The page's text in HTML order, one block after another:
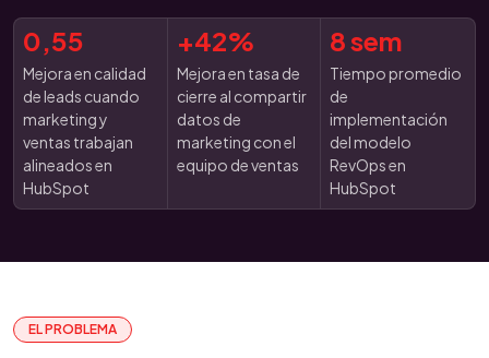
0,55
Mejora en calidad
de leads cuando
marketing y
ventas trabajan
alineados en
HubSpot
+42%
Mejora en tasa de
cierre al compartir
datos de
marketing con el
equipo de ventas
8 sem
Tiempo promedio
de
implementación
del modelo
RevOps en
HubSpot
EL PROBLEMA